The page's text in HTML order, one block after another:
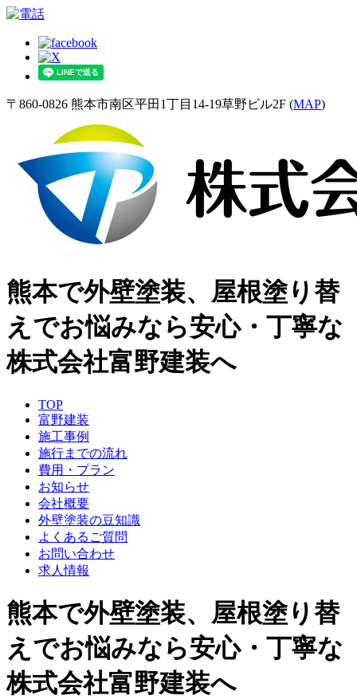
〒860-0826 熊本市南区平田1丁目14-19草野ビル2F (MAP)
熊本で外壁塗装、屋根塗り替
えでお悩みなら安心・丁寧な
株式会社富野建装へ
TOP
富野建装
施工事例
施行までの流れ
費用・プラン
お知らせ
会社概要
外壁塗装の豆知識
よくあるご質問
お問い合わせ
求人情報
熊本で外壁塗装、屋根塗り替
えでお悩みなら安心・丁寧な
株式会社富野建装へ